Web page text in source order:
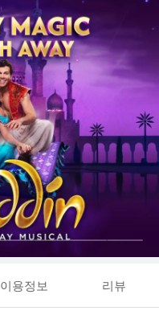
이용정보 리뷰